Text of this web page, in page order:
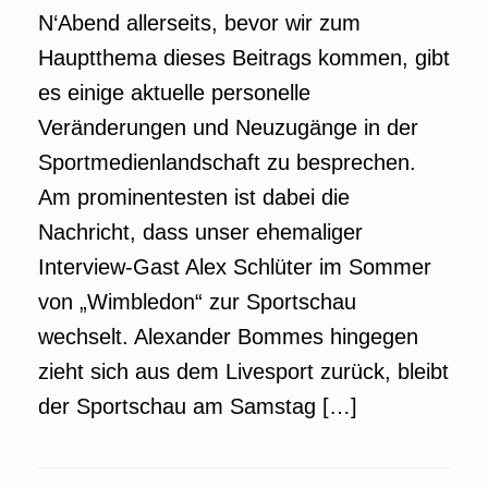
N‘Abend allerseits, bevor wir zum
Hauptthema dieses Beitrags kommen, gibt
es einige aktuelle personelle
Veränderungen und Neuzugänge in der
Sportmedienlandschaft zu besprechen.
Am prominentesten ist dabei die
Nachricht, dass unser ehemaliger
Interview-Gast Alex Schlüter im Sommer
von „Wimbledon“ zur Sportschau
wechselt. Alexander Bommes hingegen
zieht sich aus dem Livesport zurück, bleibt
der Sportschau am Samstag […]